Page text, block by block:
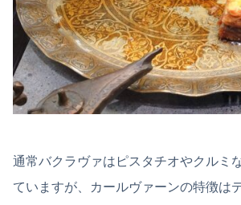
通常バクラヴァはピスタチオやクルミ
ていますが、カールヴァーンの特徴は